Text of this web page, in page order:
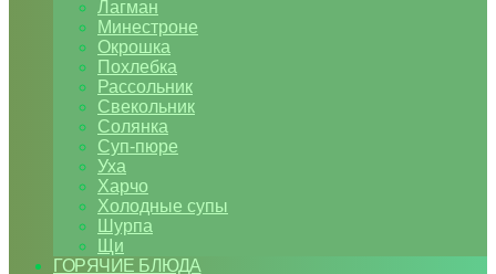
Лагман
Минестроне
Окрошка
Похлебка
Рассольник
Свекольник
Солянка
Суп-пюре
Уха
Харчо
Холодные супы
Шурпа
Щи
ГОРЯЧИЕ БЛЮДА